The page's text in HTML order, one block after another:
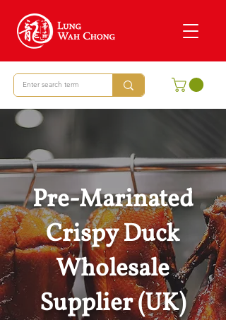
Pre-Marinated
Crispy Duck
Wholesale
Supplier (UK)